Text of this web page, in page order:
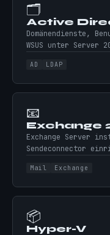
🗂️
Active
Domänendienste,
WSUS unter Server
AD LDAP
📧
Exchange
Exchange Server
Sendeconnector
Mail Exchange
📦
Hyper-V